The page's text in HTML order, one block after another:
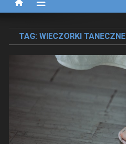
TAG: WIECZORKI TANECZNE